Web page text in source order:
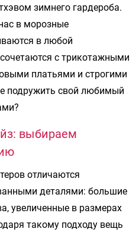
зимнего гардероба.
в морозные
в любой
с трикотажными
платьями и строгими
подружить свой любимый
выбираем
отличаются
деталями: большие
увеличенные в размерах
такому подходу вещь